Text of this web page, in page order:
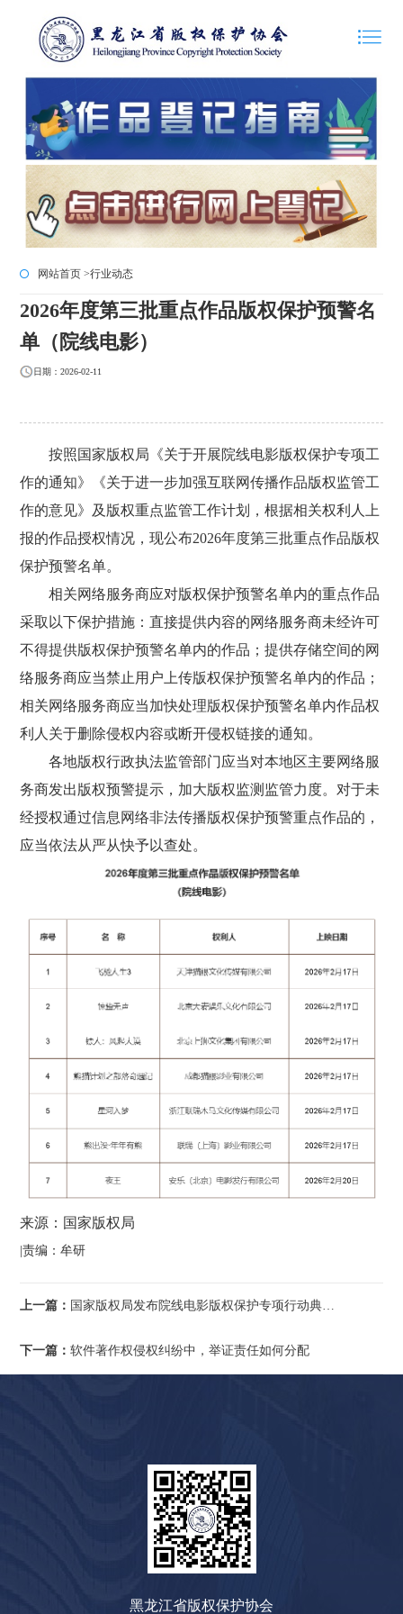
网站首页 >行业动态
2026年度第三批重点作品版权保护预警名
单（院线电影）
日期：2026-02-11
按照国家版权局《关于开展院线电影版权保护专项工
作的通知》《关于进一步加强互联网传播作品版权监管工
作的意见》及版权重点监管工作计划，根据相关权利人上
报的作品授权情况，现公布2026年度第三批重点作品版权
保护预警名单。
相关网络服务商应对版权保护预警名单内的重点作品
采取以下保护措施：直接提供内容的网络服务商未经许可
不得提供版权保护预警名单内的作品；提供存储空间的网
络服务商应当禁止用户上传版权保护预警名单内的作品；
相关网络服务商应当加快处理版权保护预警名单内作品权
利人关于删除侵权内容或断开侵权链接的通知。
各地版权行政执法监管部门应当对本地区主要网络服
务商发出版权预警提示，加大版权监测监管力度。对于未
经授权通过信息网络非法传播版权保护预警重点作品的，
应当依法从严从快予以查处。
来源：国家版权局
|责编：牟研
上一篇： 国家版权局发布院线电影版权保护专项行动典型案件
下一篇：软件著作权侵权纠纷中，举证责任如何分配
黑龙江省版权保护协会